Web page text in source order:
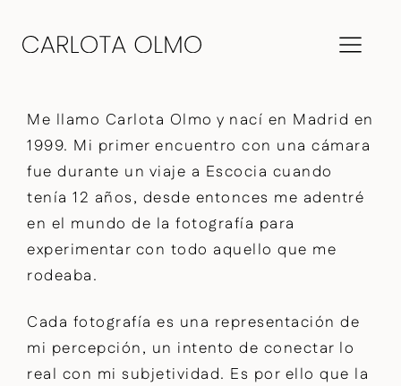
Me llamo Carlota Olmo y nací en Madrid en
1999. Mi primer encuentro con una cámara
fue durante un viaje a Escocia cuando
tenía 12 años, desde entonces me adentré
en el mundo de la fotografía para
experimentar con todo aquello que me
rodeaba.
Cada fotografía es una representación de
mi percepción, un intento de conectar lo
real con mi subjetividad. Es por ello que la